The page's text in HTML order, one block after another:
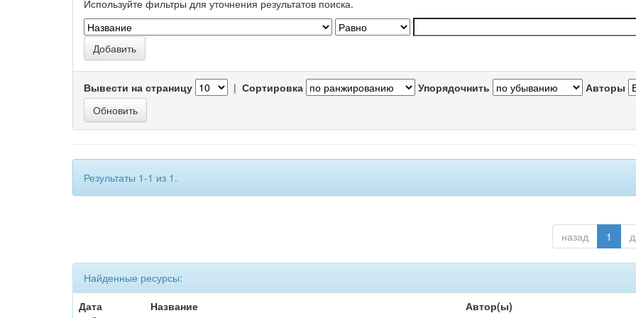
Используйте фильтры для уточнения результатов поиска.
Вывести на страницу | Сортировка Упорядочнить Авторы
Результаты 1-1 из 1.
назад 1
Найденные ресурсы:
Дата
Название Автор(ы)